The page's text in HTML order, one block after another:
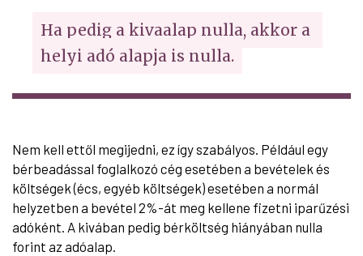
Ha pedig a kivaalap nulla, akkor a
helyi adó alapja is nulla.
Nem kell ettől megijedni, ez így szabályos. Például egy
bérbeadással foglalkozó cég esetében a bevételek és
költségek (écs, egyéb költségek) esetében a normál
helyzetben a bevétel 2%-át meg kellene fizetni iparűzési
adóként. A kivában pedig bérköltség hiányában nulla
forint az adóalap.